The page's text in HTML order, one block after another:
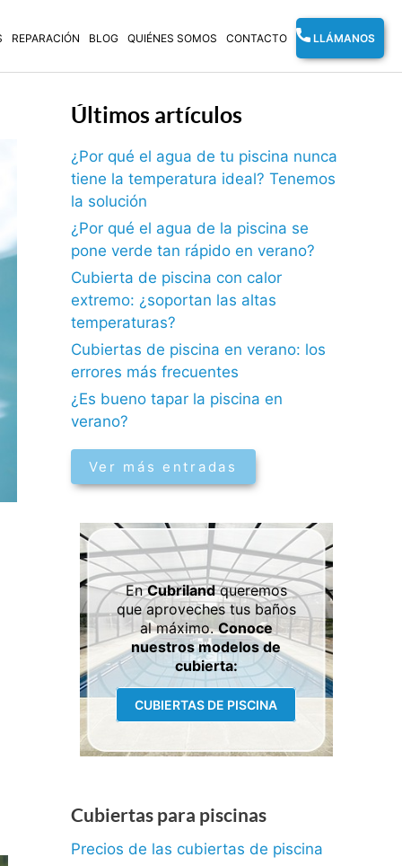
REPARACIÓN BLOG QUIÉNES SOMOS CONTACTO LLÁMANOS
Últimos artículos
¿Por qué el agua de tu piscina nunca
tiene la temperatura ideal? Tenemos
la solución
¿Por qué el agua de la piscina se
pone verde tan rápido en verano?
Cubierta de piscina con calor
extremo: ¿soportan las altas
temperaturas?
Cubiertas de piscina en verano: los
errores más frecuentes
¿Es bueno tapar la piscina en
verano?
Ver más entradas
EnCubrilandqueremos
que aproveches tus baños
al máximo.Conoce
nuestros modelos de
cubierta:
CUBIERTAS DE PISCINA
Cubiertas para piscinas
Precios de las cubiertas de piscina